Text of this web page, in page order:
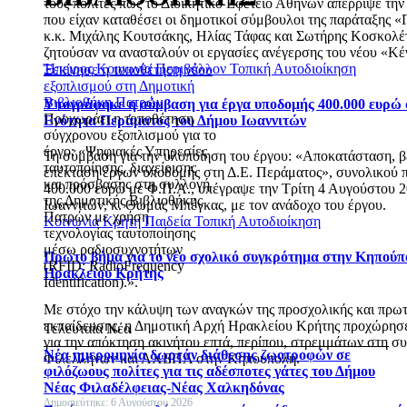
που είχαν καταθέσει οι δημοτικοί σύμβουλοι της παράταξης
κ.κ. Μιχάλης Κουτσάκης, Ηλίας Τάφας και Σωτήρης
ζητούσαν να ανασταλούν οι εργασίες ανέγερσης του νέου
ΉπειροςΚοινωνίαΠεριβάλλον Τοπική Αυτοδιοίκηση
Υπογράφηκε η σύμβαση για έργα υποδομής 400.000 ευρώ
Ενότητα Περάματος του Δήμου Ιωαννιτών
Τη σύμβαση για την υλοποίηση του έργου: «Αποκατάσταση,
επέκταση έργων υποδομής στη Δ.Ε. Περάματος», συνολικού
400.000 ευρώ με Φ.Π.Α., υπέγραψε την Τρίτη 4 Αυγούστου
Ιωαννιτών, κ. Θωμάς Μπέγκας, με τον ανάδοχο του έργου.
ΚοινωνίαΚρήτηΠαιδεία Τοπική Αυτοδιοίκηση
Πρώτο βήμα για το νέο σχολικό συγκρότημα στην
Ηρακλείου Κρήτης
Με στόχο την κάλυψη των αναγκών της προσχολικής και
εκπαίδευσης, η Δημοτική Αρχή Ηρακλείου Κρήτης
για την απόκτηση ακινήτου επτά, περίπου, στρεμμάτων στη
Φιλελλήνων και ΑΧΕΠΑ στην Κηπούπολη.
Ξεκίνησε η τοποθέτηση νέου
εξοπλισμού στη Δημοτική
Βιβλιοθήκη Πατρών
Προχωράει η τοποθέτηση
σύγχρονου εξοπλισμού για το
έργο: «Ψηφιακές Υπηρεσίες
ταυτοποίησης, διαχείρισης
και πρόσβασης στη συλλογή
της Δημοτικής Βιβλιοθήκης
Πατρών με χρήση
τεχνολογίας ταυτοποίησης
μέσω ραδιοσυχνοτήτων
(RFID: RadioFrequency
Identification).».
Τελευταία Νέα
Νέα ημερομηνία δωρεάν διάθεσης ζωοτροφών σε
φιλόζωους πολίτες για τις αδέσποτες γάτες του Δήμου
Νέας Φιλαδέλφειας-Νέας Χαλκηδόνας
Δημοσιεύτηκε: 6 Αυγούστου 2026